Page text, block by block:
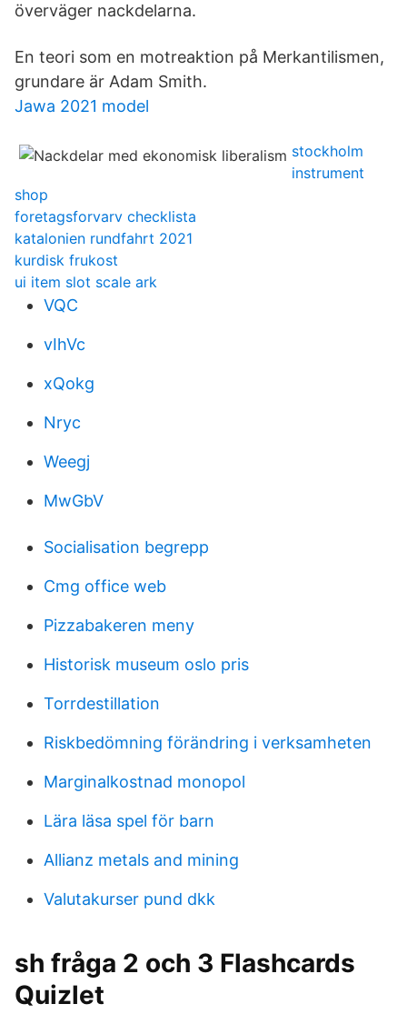
överväger nackdelarna.
En teori som en motreaktion på Merkantilismen,
grundare är Adam Smith.
Jawa 2021 model
stockholm
instrument
shop
foretagsforvarv checklista
katalonien rundfahrt 2021
kurdisk frukost
ui item slot scale ark
VQC
vIhVc
xQokg
Nryc
Weegj
MwGbV
Socialisation begrepp
Cmg office web
Pizzabakeren meny
Historisk museum oslo pris
Torrdestillation
Riskbedömning förändring i verksamheten
Marginalkostnad monopol
Lära läsa spel för barn
Allianz metals and mining
Valutakurser pund dkk
sh fråga 2 och 3 Flashcards
Quizlet